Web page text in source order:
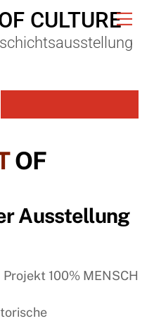
CULTURE
OF
Ausstellung
Projekt 100% MENSCH